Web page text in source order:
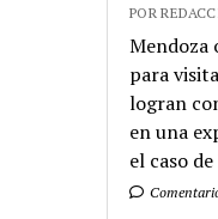
POR
Mendoza
para
logran
en una
el caso